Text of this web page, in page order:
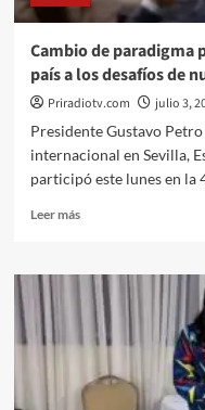
Cambio de paradigma
país a los desafíos de
Priradiotv.com julio 3,
Presidente Gustavo
internacional en Sevilla,
participó este lunes en la
Leer másLeer
Cambio
paradigma
para
dirigidas